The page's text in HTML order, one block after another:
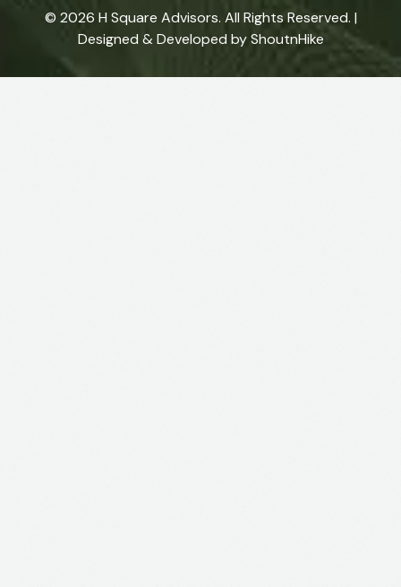
© 2026 H Square Advisors. All Rights Reserved. |
Designed & Developed byShoutnHike